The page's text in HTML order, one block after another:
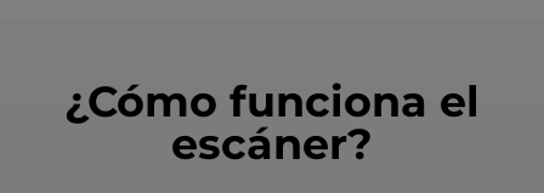
¿Cómo funciona el
escáner?